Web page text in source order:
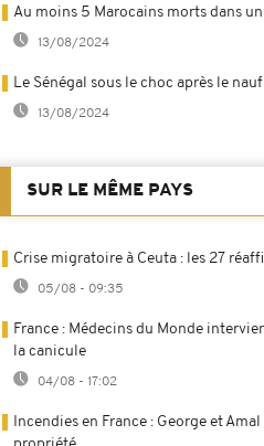
Au moins 5 Marocains morts dans
13/08/2024
Le Sénégal sous le choc après le
13/08/2024
SUR LE MÊME PAYS
Crise migratoire à Ceuta : les 27
05/08 - 09:35
France : Médecins du Monde
la canicule
04/08 - 17:02
Incendies en France : George et